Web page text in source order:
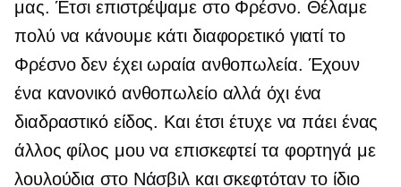
μας. Έτσι επιστρέψαμε στο Φρέσνο. Θέλαμε
πολύ να κάνουμε κάτι διαφορετικό γιατί το
Φρέσνο δεν έχει ωραία ανθοπωλεία. Έχουν
ένα κανονικό ανθοπωλείο αλλά όχι ένα
διαδραστικό είδος. Και έτσι έτυχε να πάει ένας
άλλος φίλος μου να επισκεφτεί τα φορτηγά με
λουλούδια στο Νάσβιλ και σκεφτόταν το ίδιο